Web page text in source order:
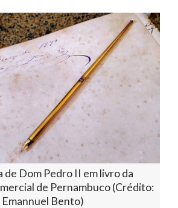
de Dom Pedro II em livro da
de Pernambuco (Crédito:
Emannuel Bento)